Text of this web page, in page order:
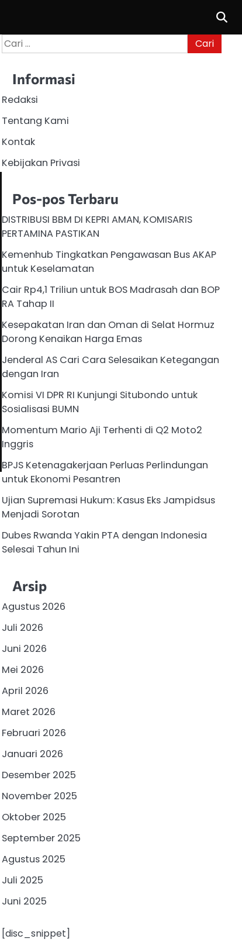
Cari
untuk:
Informasi
Redaksi
Tentang Kami
Kontak
Kebijakan Privasi
Pos-pos Terbaru
DISTRIBUSI BBM DI KEPRI AMAN, KOMISARIS
PERTAMINA PASTIKAN
Kemenhub Tingkatkan Pengawasan Bus AKAP
untuk Keselamatan
Cair Rp4,1 Triliun untuk BOS Madrasah dan BOP
RA Tahap II
Kesepakatan Iran dan Oman di Selat Hormuz
Dorong Kenaikan Harga Emas
Jenderal AS Cari Cara Selesaikan Ketegangan
dengan Iran
Komisi VI DPR RI Kunjungi Situbondo untuk
Sosialisasi BUMN
Momentum Mario Aji Terhenti di Q2 Moto2
Inggris
BPJS Ketenagakerjaan Perluas Perlindungan
untuk Ekonomi Pesantren
Ujian Supremasi Hukum: Kasus Eks Jampidsus
Menjadi Sorotan
Dubes Rwanda Yakin PTA dengan Indonesia
Selesai Tahun Ini
Arsip
Agustus 2026
Juli 2026
Juni 2026
Mei 2026
April 2026
Maret 2026
Februari 2026
Januari 2026
Desember 2025
November 2025
Oktober 2025
September 2025
Agustus 2025
Juli 2025
Juni 2025
[disc_snippet]